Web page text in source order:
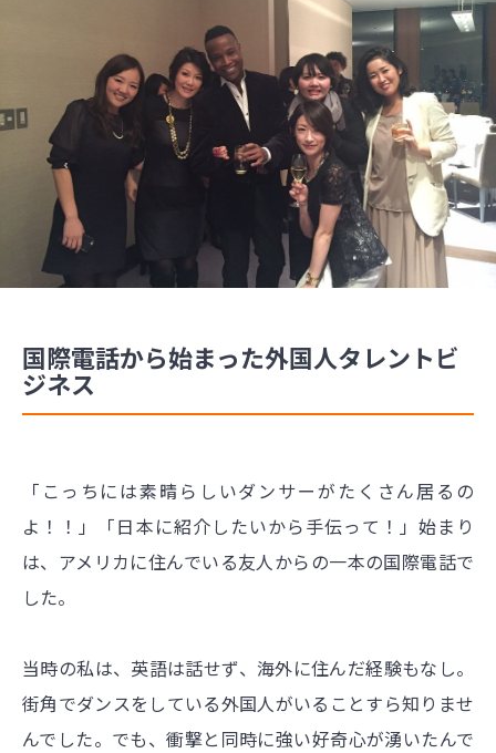
国際電話から始まった外国人タレントビ
ジネス
「こっちには素晴らしいダンサーがたくさん居るの
よ！！」「日本に紹介したいから手伝って！」始まり
は、アメリカに住んでいる友人からの一本の国際電話で
した。
当時の私は、英語は話せず、海外に住んだ経験もなし。
街角でダンスをしている外国人がいることすら知りませ
んでした。でも、衝撃と同時に強い好奇心が湧いたんで